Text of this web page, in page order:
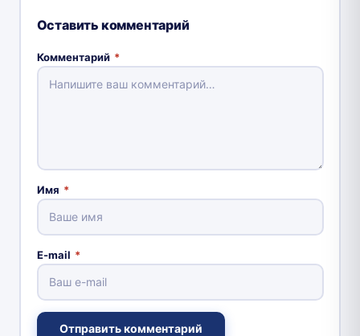
Оставить комментарий
Комментарий *
Имя *
E-mail *
Отправить комментарий